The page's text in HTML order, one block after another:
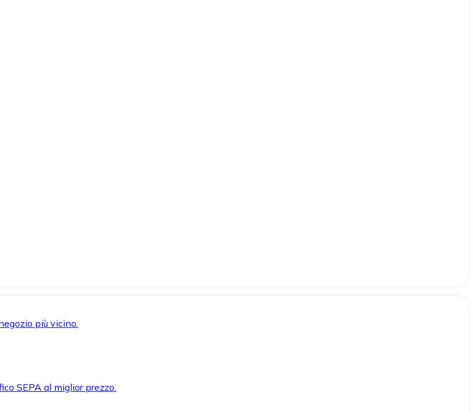
più vicino.
SEPA al miglior prezzo.